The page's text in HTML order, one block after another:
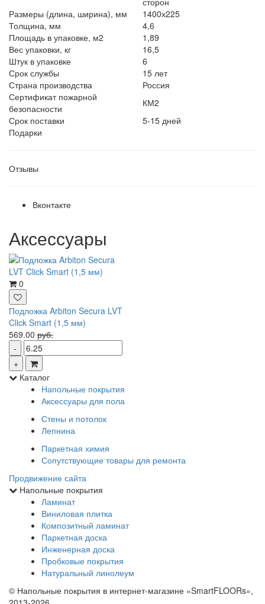
Размеры (длина, ширина), мм
1400х225
Толщина, мм
4,6
Площадь в упаковке, м2
1,89
Вес упаковки, кг
16,5
Штук в упаковке
6
Срок службы
15 лет
Страна производства
Россия
Сертификат пожарной
безопасности
КМ2
Срок поставки
5-15 дней
Подарки
Отзывы
Вконтакте
Аксессуары
0
Подложка Arbiton Secura LVT
Click Smart (1,5 мм)
569.00 руб.
Каталог
Напольные покрытия
Аксессуары для пола
Стены и потолок
Лепнина
Паркетная химия
Сопутствующие товары для ремонта
Продвижение сайта
Напольные покрытия
Ламинат
Виниловая плитка
Композитный ламинат
Паркетная доска
Инженерная доска
Пробковые покрытия
Натуральный линолеум
© Напольные покрытия в интернет-магазине «SmartFLOORs»,